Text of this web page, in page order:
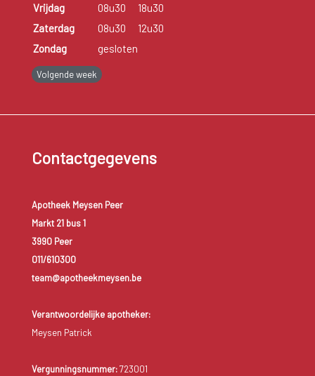
Vrijdag
08u30
18u30
Zaterdag
08u30
12u30
Zondag
gesloten
Volgende week
Contactgegevens
Apotheek Meysen Peer
Markt 21 bus 1
3990 Peer
011/610300
team@apotheekmeysen.be
Verantwoordelijke apotheker:
Meysen Patrick
Vergunningsnummer:723001